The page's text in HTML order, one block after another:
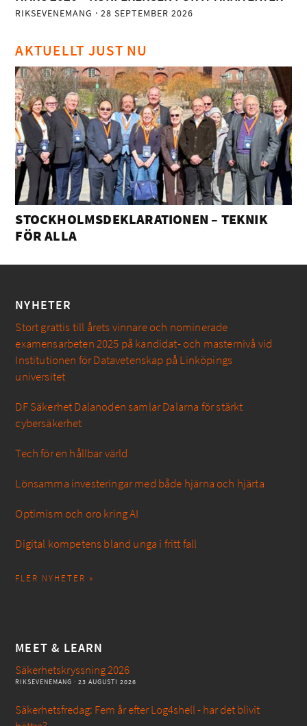
RIKSEVENEMANG · 28 SEPTEMBER 2026
AKTUELLT JUST NU
STOCKHOLMSDEKLARATIONEN – TEKNIK
FÖR ALLA
NYHETER
Stort grattis till årets vinnare och nominerade
examensarbeten 2025 på kandidat- och masternivå vid
Institutionen för Datavetenskap på Linköpings
universitet
DF Säkerhet Dalanoden samlar Dalarna för stärkt
cybersäkerhet
Tech för en hållbar värld
Lönsamma investeringar med både hjärna och hjärta
Optimism och oro kring AI
Digital kompetens bland unga i fritt fall
FLER NYHETER »
MEET & LEARN
Säkerhetskryssning 2026
RIKSEVENEMANG · 23 AUGUSTI 2026
Säkerhetsfredag: Fem år efter Log4shell - har det blivit